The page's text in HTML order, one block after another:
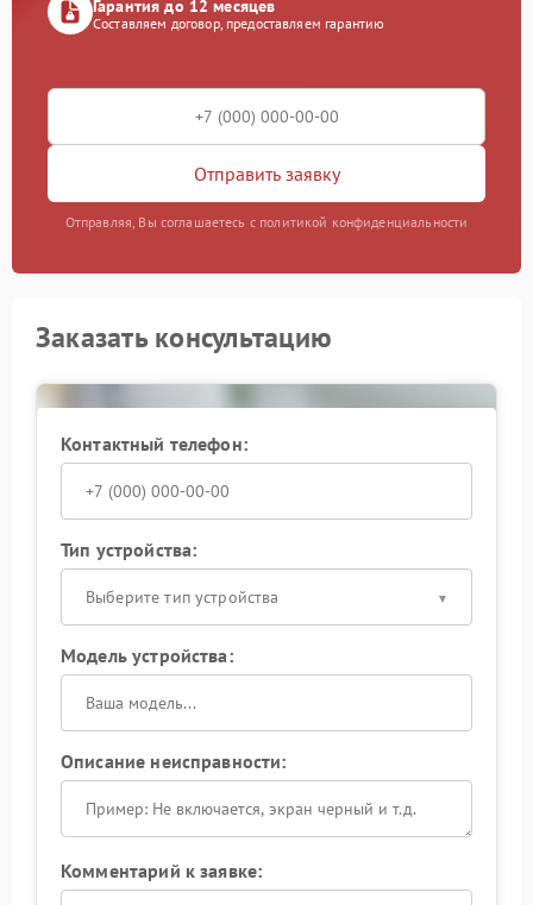
Гарантия до 12 месяцев
Составляем договор, предоставляем гарантию
Отправить заявку
Отправляя, Вы соглашаетесь с политикой конфиденциальности
Заказать консультацию
Контактный телефон:
Тип устройства:
Выберите тип устройства
Модель устройства:
Описание неисправности:
Комментарий к заявке: